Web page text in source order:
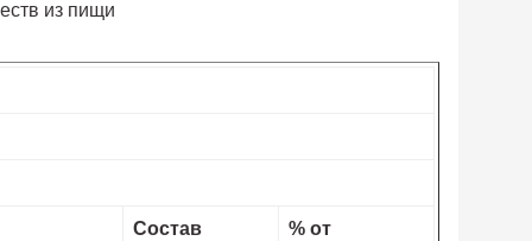
из пищи
Состав
% от